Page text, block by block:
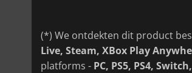
(*) We ontdekten dit product
Live, Steam, XBox Play
platforms - PC, PS5, PS4,